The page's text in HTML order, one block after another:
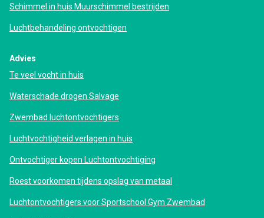
Schimmel in huis Muurschimmel bestrijden
Luchtbehandeling ontvochtigen
Advies
Te veel vocht in huis
Waterschade drogen Salvage
Zwembad luchtontvochtigers
Luchtvochtigheid verlagen in huis
Ontvochtiger kopen Luchtontvochtiging
Roest voorkomen tijdens opslag van metaal
Luchtontvochtigers voor Sportschool Gym Zwembad